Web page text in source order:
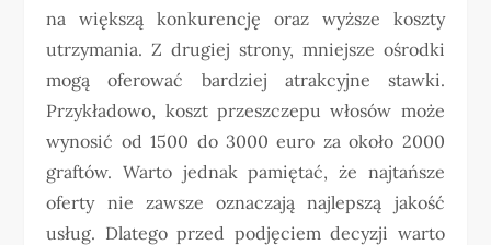
na większą konkurencję oraz wyższe koszty
utrzymania. Z drugiej strony, mniejsze ośrodki
mogą oferować bardziej atrakcyjne stawki.
Przykładowo, koszt przeszczepu włosów może
wynosić od 1500 do 3000 euro za około 2000
graftów. Warto jednak pamiętać, że najtańsze
oferty nie zawsze oznaczają najlepszą jakość
usług. Dlatego przed podjęciem decyzji warto